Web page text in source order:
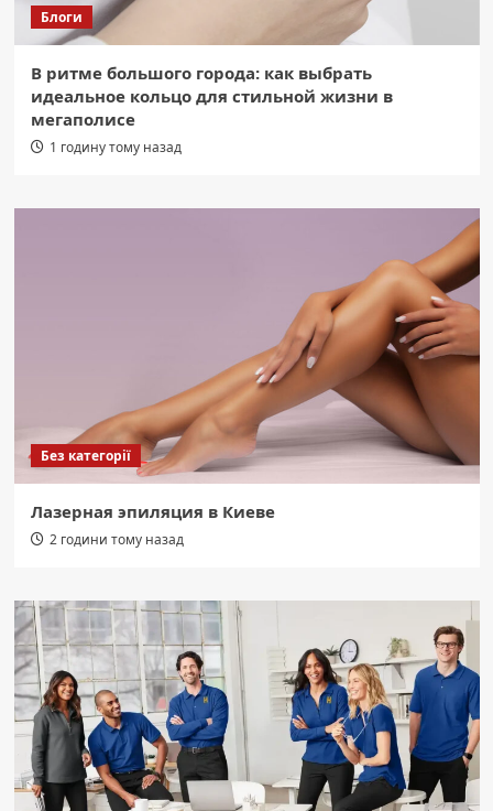
Блоги
В ритме большого города: как выбрать
идеальное кольцо для стильной жизни в
мегаполисе
1 годину тому назад
Без категорії
Лазерная эпиляция в Киеве
2 години тому назад